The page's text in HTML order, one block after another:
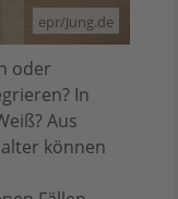
epr/Jung.de
oder
In
Aus
können